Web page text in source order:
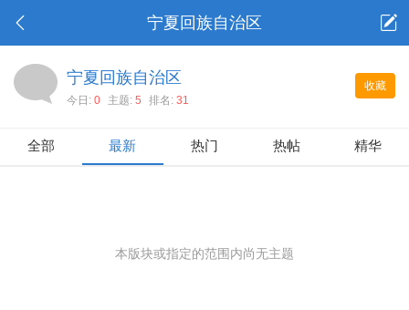
宁夏回族自治区
收藏
宁夏回族自治区
今日: 0 主题: 5 排名: 31
全部 最新 热门 热帖 精华
本版块或指定的范围内尚无主题